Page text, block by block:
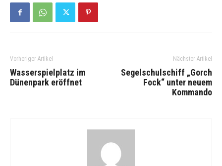
Vorheriger Artikel
Wasserspielplatz im
Dünenpark eröffnet
Nächster Artikel
Segelschulschiff „Gorch
Fock“ unter neuem
Kommando